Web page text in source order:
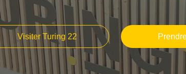
Visiter Turing 22